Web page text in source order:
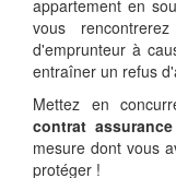
appartement en
vous
d'emprunteur à
entraîner un refus
Mettez en
contrat
mesure dont vous
protéger !